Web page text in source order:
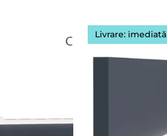
Livrare: imediată